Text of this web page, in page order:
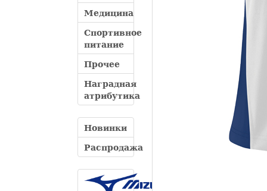
Медицина
Спортивное
питание
Прочее
Наградная
атрибутика
Новинки
Распродажа